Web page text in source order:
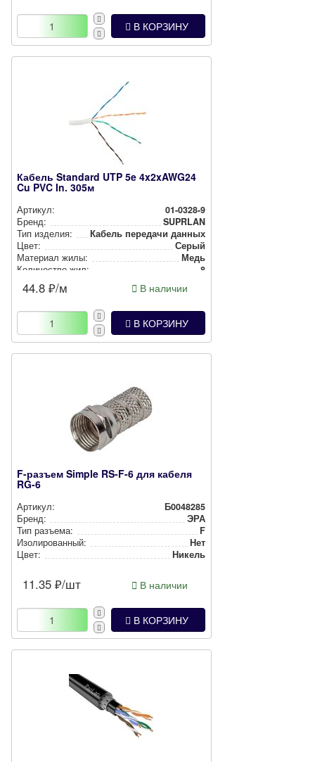
В КОРЗИНУ
Кабель Standard UTP 5e 4x2xAWG24
Cu PVC In. 305м
Артикул:
01-0328-9
Бренд:
SUPRLAN
Тип изделия:
Кабель передачи данных
Цвет:
Серый
Материал жилы:
Медь
Количество жил:
8
Сечение жилы, мм2:
44.8 ₽/м В наличии
В КОРЗИНУ
F-разъем Simple RS-F-6 для кабеля
RG-6
Артикул:
Б0048285
Бренд:
ЭРА
Тип разъема:
F
Изо­ли­ро­ван­ный:
Нет
Цвет:
Никель
11.35 ₽/шт В наличии
В КОРЗИНУ